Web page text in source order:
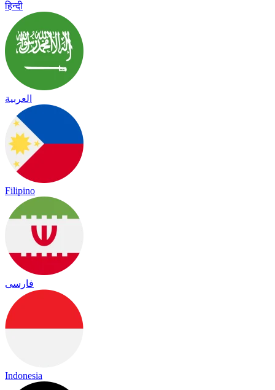
हिन्दी
العربية
Filipino
فارسی
Indonesia